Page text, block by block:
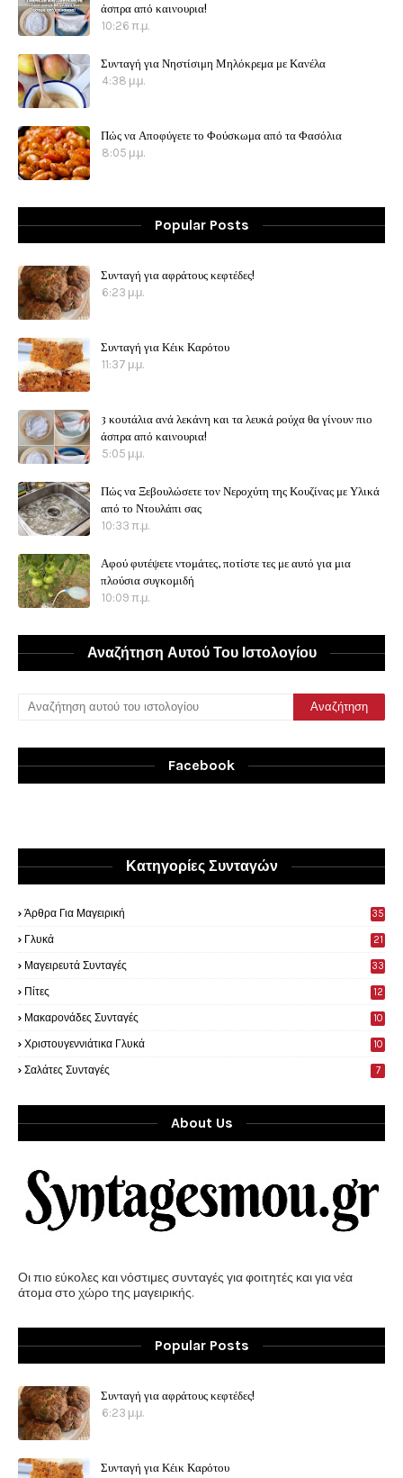
άσπρα από καινουρια!
10:26 π.μ.
Συνταγή για Νηστίσιμη Μηλόκρεμα με Κανέλα
4:38 μ.μ.
Πώς να Αποφύγετε το Φούσκωμα από τα Φασόλια
8:05 μ.μ.
Popular Posts
Συνταγή για αφράτους κεφτέδες!
6:23 μ.μ.
Συνταγή για Κέικ Καρότου
11:37 μ.μ.
3 κουτάλια ανά λεκάνη και τα λευκά ρούχα θα γίνουν πιο
άσπρα από καινουρια!
5:05 μ.μ.
Πώς να Ξεβουλώσετε τον Νεροχύτη της Κουζίνας με Υλικά
από το Ντουλάπι σας
10:33 π.μ.
Αφού φυτέψετε ντομάτες, ποτίστε τες με αυτό για μια
πλούσια συγκομιδή
10:09 π.μ.
Αναζήτηση Αυτού Του Ιστολογίου
Facebook
Κατηγορίες Συνταγών
Άρθρα Για Μαγειρική
35
Γλυκά
21
Μαγειρευτά Συνταγές 33
Πίτες 12
Μακαρονάδες Συνταγές 10
Χριστουγεννιάτικα Γλυκά 10
Σαλάτες Συνταγές 7
About Us
Οι πιο εύκολες και νόστιμες συνταγές για φοιτητές και για νέα
άτομα στο χώρο της μαγειρικής.
Popular Posts
Συνταγή για αφράτους κεφτέδες!
6:23 μ.μ.
Συνταγή για Κέικ Καρότου